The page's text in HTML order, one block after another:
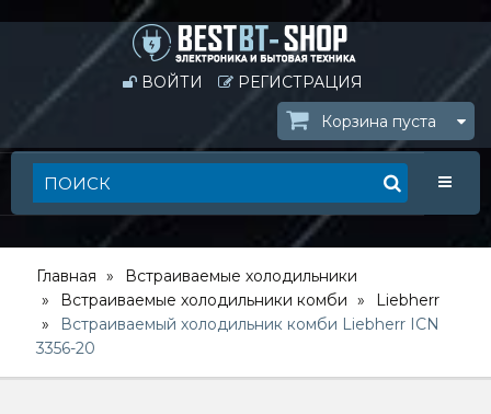
ВОЙТИ
РЕГИСТРАЦИЯ
Корзина пуста
Главная
Встраиваемые холодильники
Встраиваемые холодильники комби
Liebherr
Встраиваемый холодильник комби Liebherr ICN
3356-20